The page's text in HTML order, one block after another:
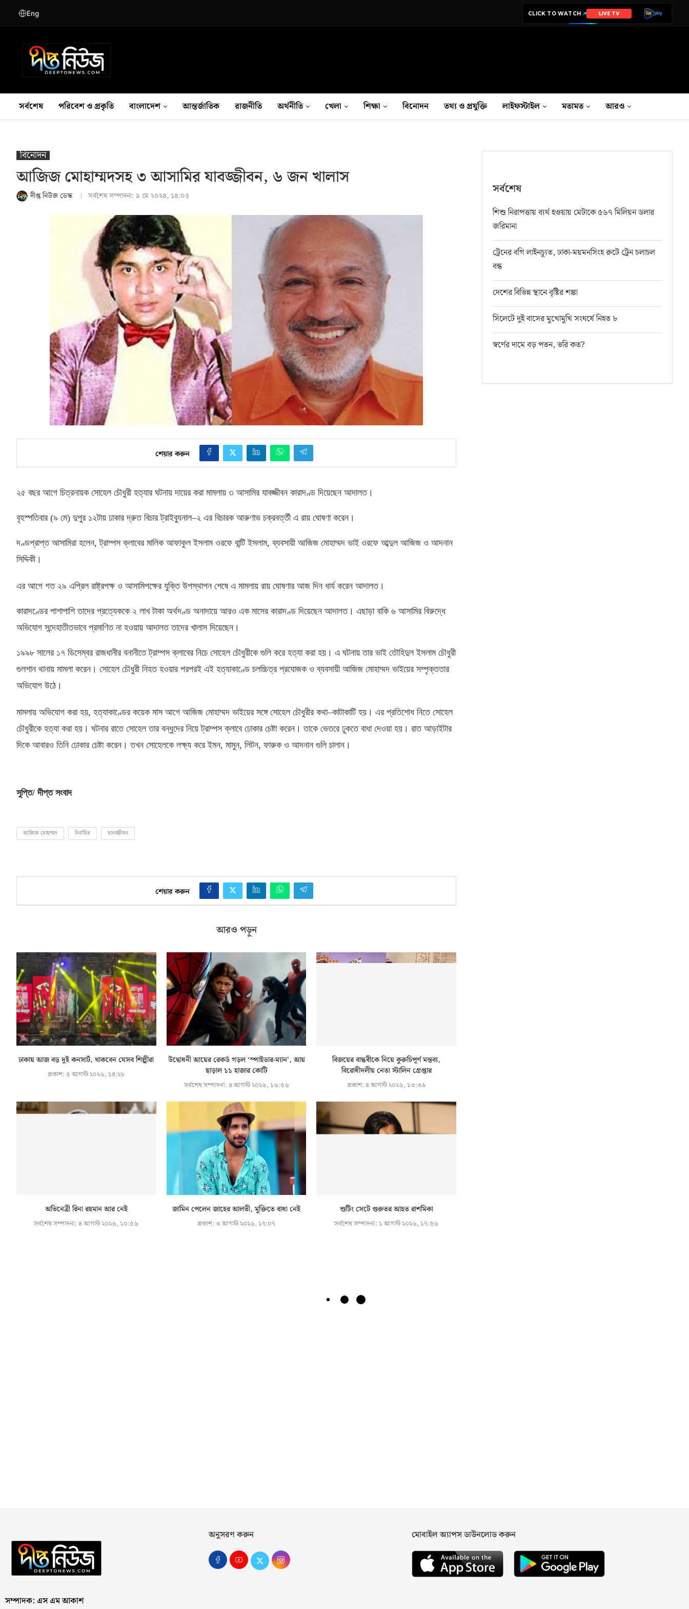
Eng CLICK TO WATCH LIVE TV
সর্বশেষ পরিবেশ ও প্রকৃতি বাংলাদেশ আন্তর্জাতিক রাজনীতি অর্থনীতি খেলা শিক্ষা বিনোদন তথ‍্য ও প্রযুক্তি লাইফস্টাইল মতামত আরও
বিনোদন
আজিজ মোহাম্মদসহ ৩ আসামির যাবজ্জীবন, ৬ জন খালাস
দীপ্ত নিউজ ডেস্ক সর্বশেষ সম্পাদনা: ৯ মে ২০২৪, ১৪:০৫
শেয়ার করুন
২৫ বছর আগে চিত্রনায়ক সোহেল চৌধুরী হত্যার ঘটনায় দায়ের করা মামলায় ৩ আসামির যাবজ্জীবন কারাদণ্ড দিয়েছেন আদালত।
বৃহস্পতিবার (৯ মে) দুপুর ১২টায় ঢাকার দ্রুত বিচার ট্রাইব্যুনাল–২ এর বিচারক আরুণাভ চক্রবর্ত্তী এ রায় ঘোষণা করেন।
দণ্ডপ্রাপ্ত আসামিরা হলেন,ট্রাম্পস ক্লাবের মালিক আফাকুল ইসলাম ওরফে বান্টি ইসলাম,ব্যবসায়ী আজিজ মোহাম্মদ ভাই ওরফে আব্দুল আজিজ ও আদনান
সিদ্দিকী।
এর আগে গত ২৯ এপ্রিল রাষ্ট্রপক্ষ ও আসামিপক্ষের যুক্তি উপস্থাপন শেষে এ মামলায় রায় ঘোষণার আজ দিন ধার্য করেন আদালত।
কারাদণ্ডের পাশাপাশি তাদের প্রত্যেককে ২ লাখ টাকা অর্থদণ্ড অনাদায়ে আরও এক মাসের কারাদণ্ড দিয়েছেন আদালত। এছাড়া বাকি ৬ আসামির বিরুদ্ধে
অভিযোগ সন্দেহাতীতভাবে প্রমাণিত না হওয়ায় আদালত তাদের খালাস দিয়েছেন।
১৯৯৮ সালের ১৭ ডিসেম্বর রাজধানীর বনানীতে ট্রাম্পস ক্লাবের নিচে সোহেল চৌধুরীকে গুলি করে হত্যা করা হয়। এ ঘটনায় তার ভাই তৌহিদুল ইসলাম চৌধুরী
গুলশান থানায় মামলা করেন। সোহেল চৌধুরী নিহত হওয়ার পরপরই এই হত্যাকাণ্ডে চলচ্চিত্র প্রযোজক ও ব্যবসায়ী আজিজ মোহাম্মদ ভাইয়ের সম্পৃক্ততার
অভিযোগ উঠে।
মামলায় অভিযোগ করা হয়, হত্যাকাণ্ডের কয়েক মাস আগে আজিজ মোহাম্মদ ভাইয়ের সঙ্গে সোহেল চৌধুরীর কথা–কাটাকাটি হয়। এর প্রতিশোধ নিতে সোহেল
চৌধুরীকে হত্যা করা হয়। ঘটনার রাতে সোহেল তার বন্ধুদের নিয়ে ট্রাম্পস ক্লাবে ঢোকার চেষ্টা করেন। তাকে ভেতরে ঢুকতে বাধা দেওয়া হয়। রাত আড়াইটার
দিকে আবারও তিনি ঢোকার চেষ্টা করেন। তখন সোহেলকে লক্ষ্য করে ইমন, মামুন, লিটন, ফারুক ও আদনান গুলি চালান।
সুপ্তি/দীপ্ত সংবাদ
আজিজ মোহাম্মদ নির্বাচিত যাবজ্জীবন
শেয়ার করুন
আরও পড়ুন
ঢাকায় আজ বড় দুই কনসার্ট, থাকবেন যেসব শিল্পীরা
প্রকাশ: ৫ আগস্ট ২০২৬, ১৪:২৮
উদ্বোধনী আয়ের রেকর্ড গড়ল ‘স্পাইডার-ম্যান’, আয়
ছাড়াল ১১ হাজার কোটি
সর্বশেষ সম্পাদনা: ৪ আগস্ট ২০২৬, ১৬:৫৬
বিজয়ের বান্ধবীকে নিয়ে কুরুচিপূর্ণ মন্তব্য,
বিরোধীদলীয় নেতা স্টালিন গ্রেপ্তার
প্রকাশ: ৪ আগস্ট ২০২৬, ১৩:৩৯
অভিনেত্রী রিনা রহমান আর নেই
সর্বশেষ সম্পাদনা: ৪ আগস্ট ২০২৬, ১০:৫৬
জামিন পেলেন জাহের আলভী, মুক্তিতে বাধা নেই
প্রকাশ:৩ আগস্ট ২০২৬, ১৭:০৭
শুটিং সেটে গুরুতর আহত রাশমিকা
সর্বশেষ সম্পাদনা: ১ আগস্ট ২০২৬, ১৭:৫৬
সর্বশেষ
শিশু নিরাপত্তায় ব্যর্থ হওয়ায় মেটাকে ৫৬৭ মিলিয়ন ডলার
জরিমানা
ট্রেনের বগি লাইনচ্যুত, ঢাকা-ময়মনসিংহ রুটে ট্রেন চলাচল
বন্ধ
দেশের বিভিন্ন স্থানে বৃষ্টির শঙ্কা
সিলেটে দুই বাসের মুখোমুখি সংঘর্ষে নিহত ৮
স্বর্ণের দামে বড় পতন, ভরি কত?
সম্পাদক: এস এম আকাশ
অনুসরণ করুন মোবাইল অ্যাপস ডাউনলোড করুন